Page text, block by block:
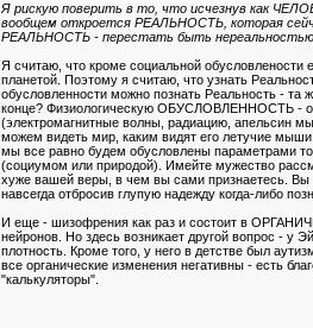
Я рискую поверить в то, что исчезнув как
вообщем откроется РЕАЛЬНОСТЬ, которая
РЕАЛЬНОСТЬ - перестать быть
Я считаю, что кроме социальной
планетой. Поэтому я считаю, что узнать
обусловленности можно познать Реальность -
конце? Физиологическую ОБУСЛОВЛЕННОСТЬ -
(электромагнитные волны, радиацию, апельсин
можем видеть мир, каким видят его летучие
мы все равно будем обусловлены параметрами
(социумом или природой). Имейте мужество
хуже вашей веры, в чем вы сами признаетесь. Вы
навсегда отбросив глупую надежду когда-либо
И еще - шизофрения как раз и состоит в
нейронов. Но здесь возникает другой вопрос - у
плотность. Кроме того, у него в детстве был
все органические изменения негативны - есть
"калькуляторы".